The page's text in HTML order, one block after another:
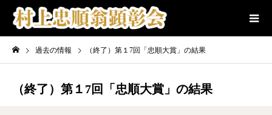
過去の情報 （終了）第１7回「忠順大賞」の結果
（終了）第１7回「忠順大賞」の結果